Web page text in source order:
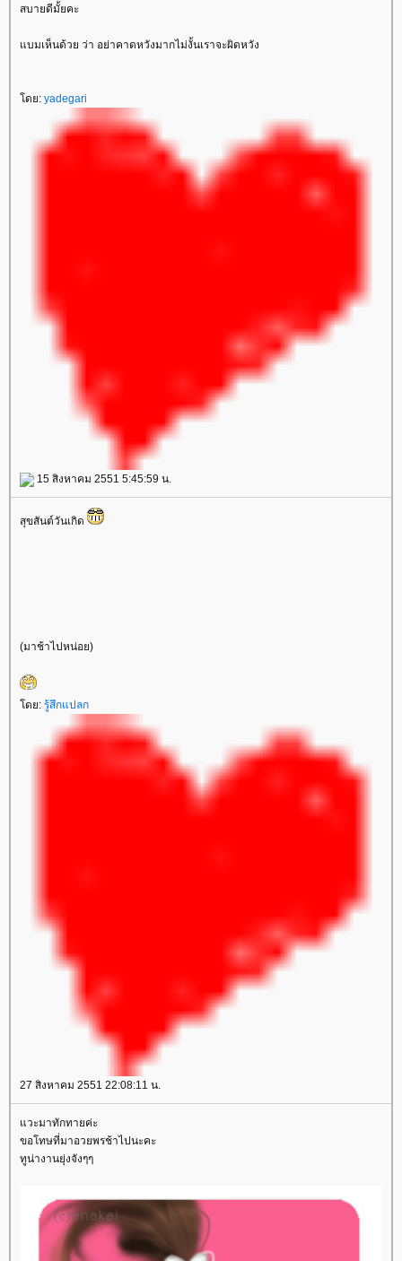
สบายดีมั้ยคะ
บมเห็นด้วย ว่า อย่าคาดหวังมากไม่งั้นเราจะผิดหวัง
ดย: yadegari
15 สิงหาคม 2551 5:45:59 น.
สุขสันต์วันเกิด
(มาช้าไปหน่อย)
ดย: รู้สึกแปลก
27 สิงหาคม 2551 22:08:11 น.
วะมาทักทายค่ะ
ขอโทษที่มาอวยพรช้าไปนะคะ
ทูน่างานยุ่งจังๆๆ